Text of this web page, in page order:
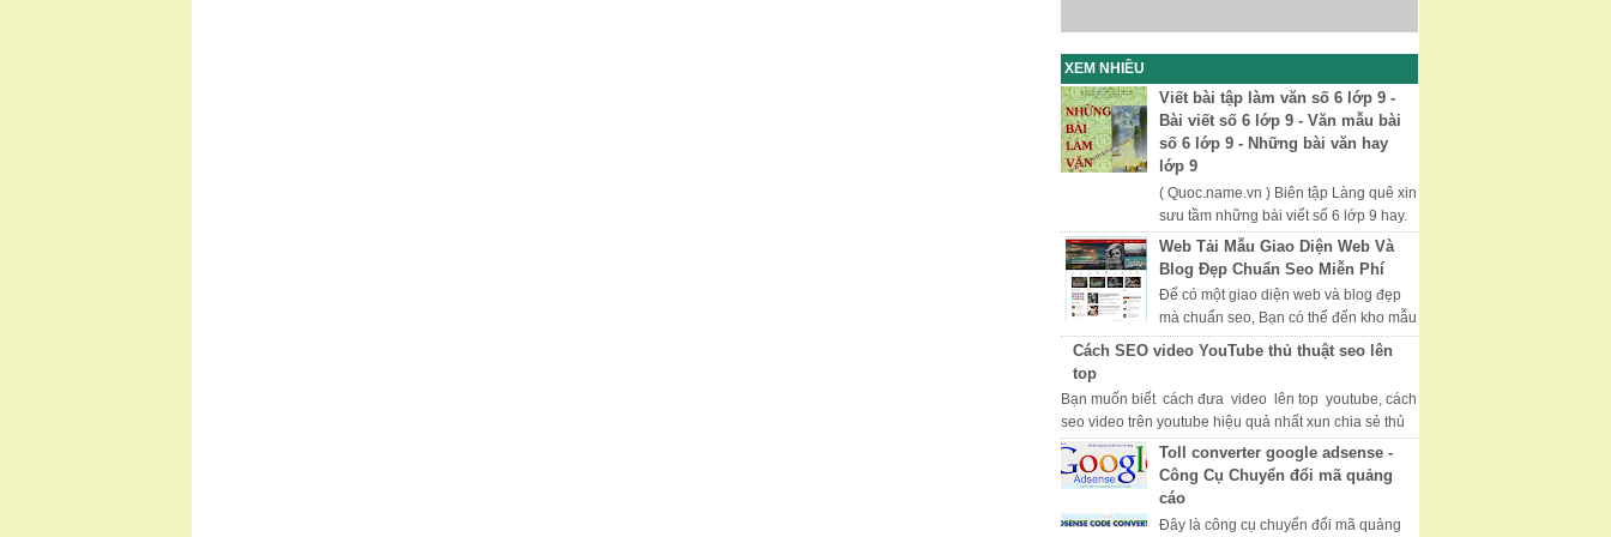
XEM NHIỀU
Viết bài tập làm văn số 6 lớp 9 -
Bài viết số 6 lớp 9 - Văn mẫu bài
số 6 lớp 9 - Những bài văn hay
lớp 9
( Quoc.name.vn ) Biên tập Làng quê xin
sưu tầm những bài viết số 6 lớp 9 hay.
Chúc các bạn học tốt thi tốt. Những Bài
Văn Hay, Văn Mẫu Lớp 9...
Web Tải Mẫu Giao Diện Web Và
Blog Đẹp Chuẩn Seo Miễn Phí
Để có một giao diện web và blog đẹp
mà chuẩn seo, Bạn có thể đến kho mẫu
của Mythemeshop với nhiều giao diện
đẹp và được tối ưu hóa, đượ...
Cách SEO video YouTube thủ thuật seo lên
top
Bạn muốn biết cách đưa video lên top youtube, cách
seo video trên youtube hiệu quả nhất xun chia sẻ thủ
thuật seo video youtube hữ hiệu...
Toll converter google adsense -
Công Cụ Chuyển đổi mã quảng
cáo
Đây là công cụ chuyển đổi mã quảng